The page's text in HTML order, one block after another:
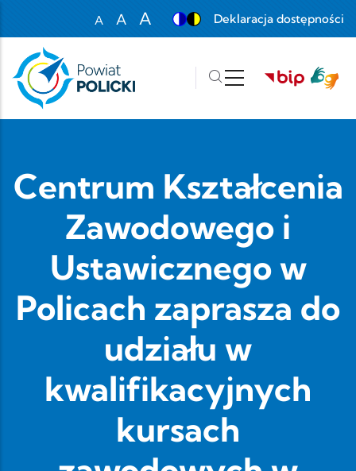
A
Set font size to 100%
A
A
Deklaracja dostępności
Centrum Kształcenia
Zawodowego i
Ustawicznego w
Policach zaprasza do
udziału w
kwalifikacyjnych
kursach